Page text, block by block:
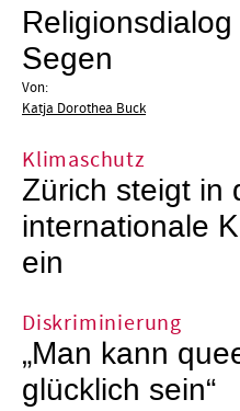
Segen
Von:
Katja Dorothea Buck
Klimaschutz
Zürich steigt in
internationale
ein
Diskriminierung
„Man kann
glücklich sein“